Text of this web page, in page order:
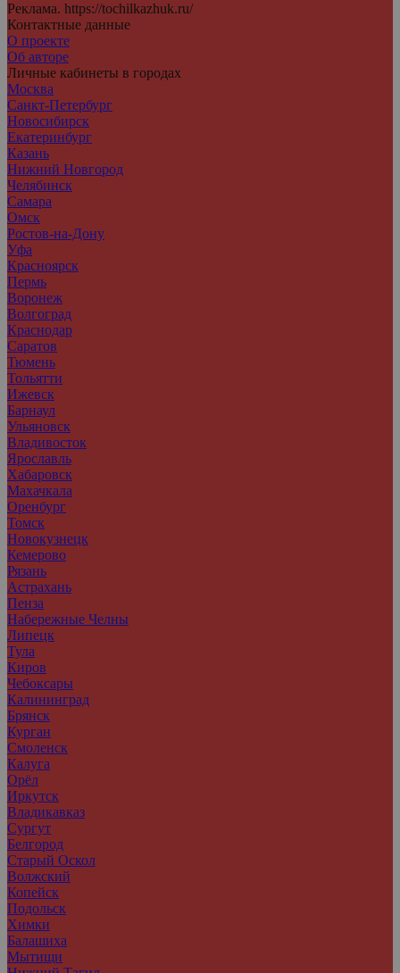
Реклама. https://tochilkazhuk.ru/
Контактные данные
О проекте
Об авторе
Личные кабинеты в городах
Москва
Санкт-Петербург
Новосибирск
Екатеринбург
Казань
Нижний Новгород
Челябинск
Самара
Омск
Ростов-на-Дону
Уфа
Красноярск
Пермь
Воронеж
Волгоград
Краснодар
Саратов
Тюмень
Тольятти
Ижевск
Барнаул
Ульяновск
Владивосток
Ярославль
Хабаровск
Махачкала
Оренбург
Томск
Новокузнецк
Кемерово
Рязань
Астрахань
Пенза
Набережные Челны
Липецк
Тула
Киров
Чебоксары
Калининград
Брянск
Курган
Смоленск
Калуга
Орёл
Иркутск
Владикавказ
Сургут
Белгород
Старый Оскол
Волжский
Копейск
Подольск
Химки
Балашиха
Мытищи